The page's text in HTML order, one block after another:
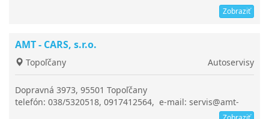
Zobraziť
AMT - CARS, s.r.o.
Topoľčany Autoservisy
Dopravná 3973, 95501 Topoľčany
telefón: 038/5320518, 0917412564, e-mail: servis@amt-